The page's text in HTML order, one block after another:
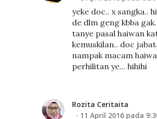
yeke doc.. x sangka..
de dlm geng kbba
tanye pasal haiwan
kemuskilan.. doc
nampak macam
perhilitan ye... hihihi
Rozita Ceritaita
11 April 2016 pada